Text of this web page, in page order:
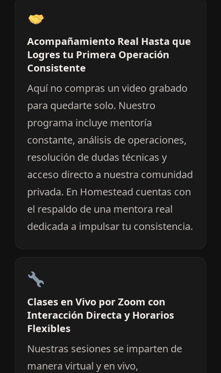
Acompañamiento Real Hasta que
Logres tu Primera Operación
Consistente
Aquí no compras un video grabado
para quedarte solo. Nuestro
programa incluye mentoría
constante, análisis de operaciones,
resolución de dudas técnicas y
acceso directo a nuestra comunidad
privada. En Homestead cuentas con
el respaldo de una mentora real
dedicada a impulsar tu consistencia.
Clases en Vivo por Zoom con
Interacción Directa y Horarios
Flexibles
Nuestras sesiones se imparten de
manera virtual y en vivo,